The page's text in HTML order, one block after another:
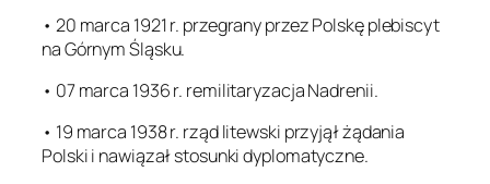
• 20 marca 1921 r. przegrany przez Polskę plebiscyt
na Górnym Śląsku.
• 07 marca 1936 r. remilitaryzacja Nadrenii.
• 19 marca 1938 r. rząd litewski przyjął żądania
Polski i nawiązał stosunki dyplomatyczne.